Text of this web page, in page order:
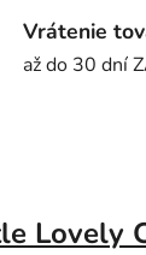
Vrátenie
až do 30 dní
Lovely